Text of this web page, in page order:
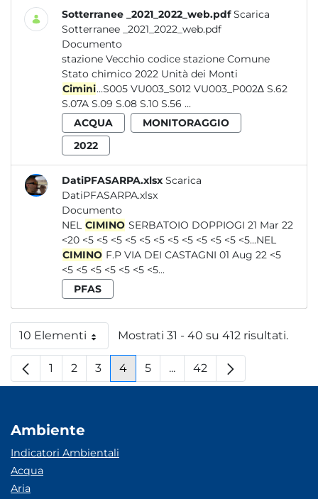
Sotterranee _2021_2022_web.pdf Scarica
Sotterranee _2021_2022_web.pdf
Documento
stazione Vecchio codice stazione Comune
Stato chimico 2022 Unità dei Monti
Cimini...S005 VU003_S012 VU003_P002∆ S.62
S.07A S.09 S.08 S.10 S.56 ...
ACQUA
MONITORAGGIO
2022
DatiPFASARPA.xlsx Scarica
DatiPFASARPA.xlsx
Documento
NEL CIMINO SERBATOIO DOPPIOGI 21 Mar 22
<20 <5 <5 <5 <5 <5 <5 <5 <5 <5 <5 <5 <5...NEL
CIMINO F.P VIA DEI CASTAGNI 01 Aug 22 <5
<5 <5 <5 <5 <5 <5 <5...
PFAS
10 ElementiPer paginaMostrati 31 - 40 su 412 risultati.
Pagina
1 Pagina
2 Pagina
3 Pagina
4 Pagina
5 ...Pagine intermedie
Pagina
42
Ambiente
Indicatori Ambientali
Acqua
Aria